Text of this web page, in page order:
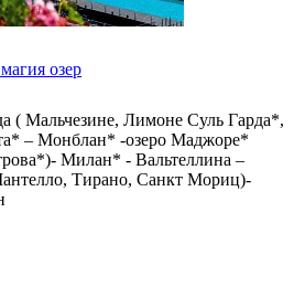
озер
( Мальчезине, Лимоне Суль Гарда*,
– Монблан* -озеро Маджоре*
Милан* - Вальтеллина –
Тирано, Санкт Мориц)-